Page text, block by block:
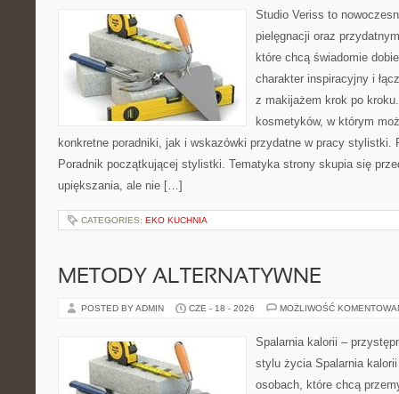
Studio Veriss to
pielęgnacji oraz
które chcą świadomie
charakter inspiracyjny i
z makijażem krok po
kosmetyków, w którym
konkretne poradniki, jak i wskazówki przydatne w pracy stylistki.
Poradnik początkującej stylistki. Tematyka strony skupia się
upiększania, ale nie […]
CATEGORIES: EKO KUCHNIA
METODY ALTERNATYWNE
POSTED BY ADMIN CZE - 18 - 2026 MOŻLIWOŚĆ
Spalarnia kalorii –
stylu życia Spalarnia
osobach, które chcą